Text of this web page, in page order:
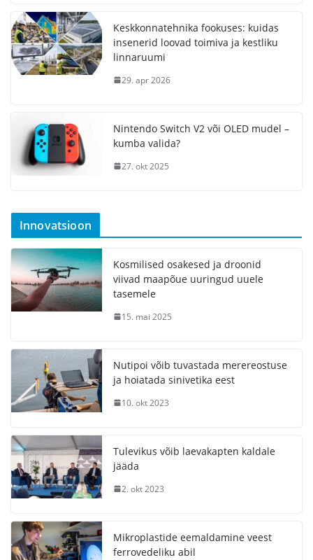
Keskkonnatehnika fookuses: kuidas
insenerid loovad toimiva ja kestliku
linnaruumi
29. apr 2026
Nintendo Switch V2 või OLED mudel –
kumba valida?
27. okt 2025
Innovatsioon
Kosmilised osakesed ja droonid
viivad maapõue uuringud uuele
tasemele
15. mai 2025
Nutipoi võib tuvastada merereostuse
ja hoiatada sinivetika eest
10. okt 2023
Tulevikus võib laevakapten kaldale
jääda
2. okt 2023
Mikroplastide eemaldamine veest
ferrovedeliku abil